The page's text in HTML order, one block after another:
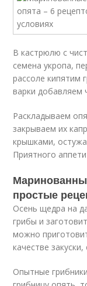
В кастрюлю с
семена укропа,
рассоле кипятим
варки добавляем
Раскладываем
закрываем их
крышками,
Приятного
простые
Осень щедра на
грибы и
можно
качестве
Опытные